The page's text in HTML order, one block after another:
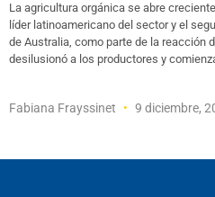
La agricultura orgánica se abre
líder latinoamericano del sector y el
de Australia, como parte de la reacción
desilusionó a los productores y
Fabiana Frayssinet 9 diciembre,